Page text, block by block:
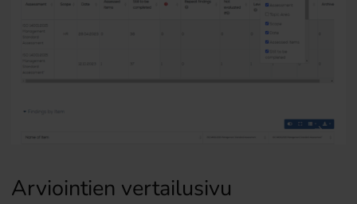
Arviointien vertailusivu